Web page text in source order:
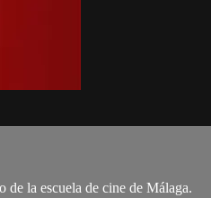
la escuela de cine de Málaga.